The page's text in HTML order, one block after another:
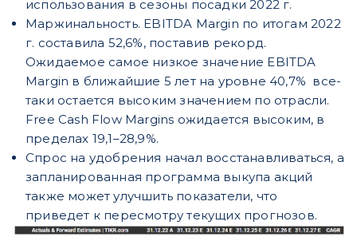
использования в сезоны посадки 2022 г.
Маржинальность. EBITDA Margin по итогам 2022
г. составила 52,6%, поставив рекорд.
Ожидаемое самое низкое значение EBITDA
Margin в ближайшие 5 лет на уровне 40,7% все-
таки остается высоким значением по отрасли.
Free Cash Flow Margins ожидается высоким, в
пределах 19,1–28,9%.
Спрос на удобрения начал восстанавливаться, а
запланированная программа выкупа акций
также может улучшить показатели, что
приведет к пересмотру текущих прогнозов.